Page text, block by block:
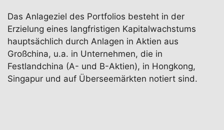
Das Anlageziel des Portfolios besteht in der
Erzielung eines langfristigen Kapitalwachstums
hauptsächlich durch Anlagen in Aktien aus
Großchina, u.a. in Unternehmen, die in
Festlandchina (A- und B-Aktien), in Hongkong,
Singapur und auf Überseemärkten notiert sind.